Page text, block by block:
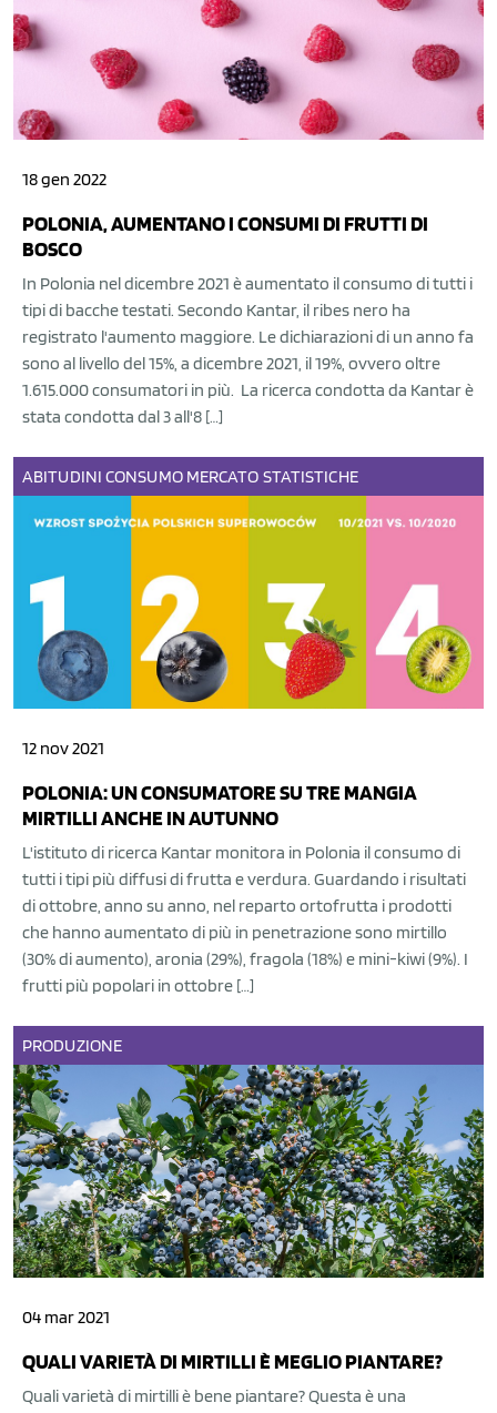
18 gen 2022
POLONIA, AUMENTANO I CONSUMI DI FRUTTI DI
BOSCO
In Polonia nel dicembre 2021 è aumentato il consumo di tutti i
tipi di bacche testati. Secondo Kantar, il ribes nero ha
registrato l'aumento maggiore. Le dichiarazioni di un anno fa
sono al livello del 15%, a dicembre 2021, il 19%, ovvero oltre
1.615.000 consumatori in più. La ricerca condotta da Kantar è
stata condotta dal 3 all'8 […]
ABITUDINI CONSUMO MERCATO STATISTICHE
12 nov 2021
POLONIA: UN CONSUMATORE SU TRE MANGIA
MIRTILLI ANCHE IN AUTUNNO
L'istituto di ricerca Kantar monitora in Polonia il consumo di
tutti i tipi più diffusi di frutta e verdura. Guardando i risultati
di ottobre, anno su anno, nel reparto ortofrutta i prodotti
che hanno aumentato di più in penetrazione sono mirtillo
(30% di aumento), aronia (29%), fragola (18%) e mini-kiwi (9%). I
frutti più popolari in ottobre […]
PRODUZIONE
04 mar 2021
QUALI VARIETÀ DI MIRTILLI È MEGLIO PIANTARE?
Quali varietà di mirtilli è bene piantare? Questa è una